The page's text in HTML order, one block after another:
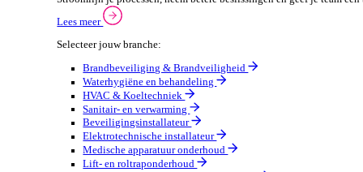
Lees meer
Selecteer jouw branche:
Hoogwerkers & Liften
AV & Verlichting
Broadcast & Productie
Bouw & Machines
Olie & Gas
Party & Events